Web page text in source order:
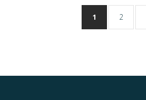
1 (current)
2